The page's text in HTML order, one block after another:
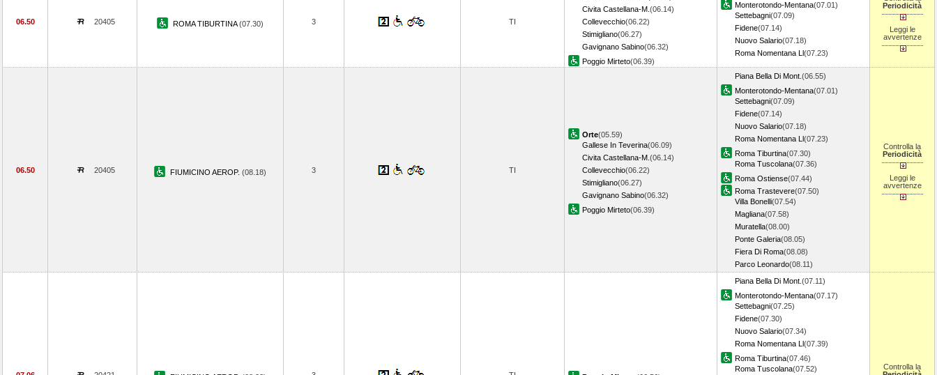
06.50 20405 ROMA TIBURTINA(07.30) 3 TI
Civita Castellana-M. (06.14)
Collevecchio(06.22)
Stimigliano(06.27)
Gavignano Sabino(06.32)
Poggio Mirteto(06.39)
Monterotondo-Mentana(07.01)
Settebagni(07.09)
Fidene(07.14)
Nuovo Salario(07.18)
Roma Nomentana Ll(07.23)
Periodicità
Leggi le
avvertenze
06.50 20405 FIUMICINO AEROP. (08.18) 3 TI
Orte(05.59)
Gallese In Teverina(06.09)
Civita Castellana-M. (06.14)
Collevecchio(06.22)
Stimigliano(06.27)
Gavignano Sabino(06.32)
Poggio Mirteto(06.39)
Piana Bella Di Mont. (06.55)
Monterotondo-Mentana(07.01)
Settebagni(07.09)
Fidene(07.14)
Nuovo Salario(07.18)
Roma Nomentana Ll(07.23)
Roma Tiburtina(07.30)
Roma Tuscolana(07.36)
Roma Ostiense(07.44)
Roma Trastevere(07.50)
Villa Bonelli(07.54)
Magliana(07.58)
Muratella(08.00)
Ponte Galeria(08.05)
Fiera Di Roma(08.08)
Parco Leonardo(08.11)
Controlla la
Periodicità
Leggi le
avvertenze
Piana Bella Di Mont. (07.11)
Monterotondo-Mentana(07.17)
Settebagni(07.25)
Fidene(07.30)
Nuovo Salario(07.34)
Roma Nomentana Ll(07.39)
Roma Tiburtina(07.46)
Roma Tuscolana(07.52)
Controlla la